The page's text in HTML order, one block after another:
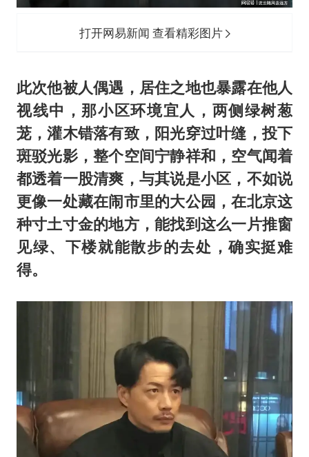
打开网易新闻 查看精彩图片
此次他被人偶遇，居住之地也暴露在他人
视线中，那小区环境宜人，两侧绿树葱
茏，灌木错落有致，阳光穿过叶缝，投下
斑驳光影，整个空间宁静祥和，空气闻着
都透着一股清爽，与其说是小区，不如说
更像一处藏在闹市里的大公园，在北京这
种寸土寸金的地方，能找到这么一片推窗
见绿、下楼就能散步的去处，确实挺难
得。